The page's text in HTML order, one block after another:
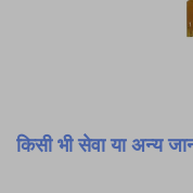
किसी भी सेवा या अन्य